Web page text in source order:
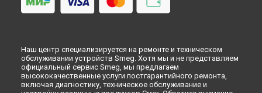
Наш центр специализируется на ремонте и техническом
обслуживании устройств Smeg. Хотя мы и не представляем
официальный сервис Smeg, мы предлагаем
высококачественные услуги постгарантийного ремонта,
включая диагностику, техническое обслуживание и